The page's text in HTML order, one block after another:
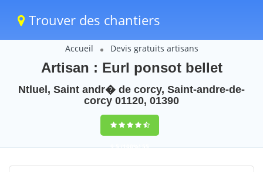
Trouver des chantiers
Accueil Devis gratuits artisans
Artisan : Eurl ponsot bellet
Ntluel, Saint andr� de corcy, Saint-andre-de-
corcy 01120, 01390
9,5(100%)55
votes